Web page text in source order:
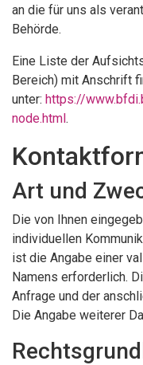
an die für uns als
Behörde.
Eine Liste der
Bereich) mit Anschrift
unter: https://
node.html.
Art und
Die von Ihnen
individuellen
ist die Angabe einer
Namens erforderlich.
Anfrage und der
Die Angabe weiterer